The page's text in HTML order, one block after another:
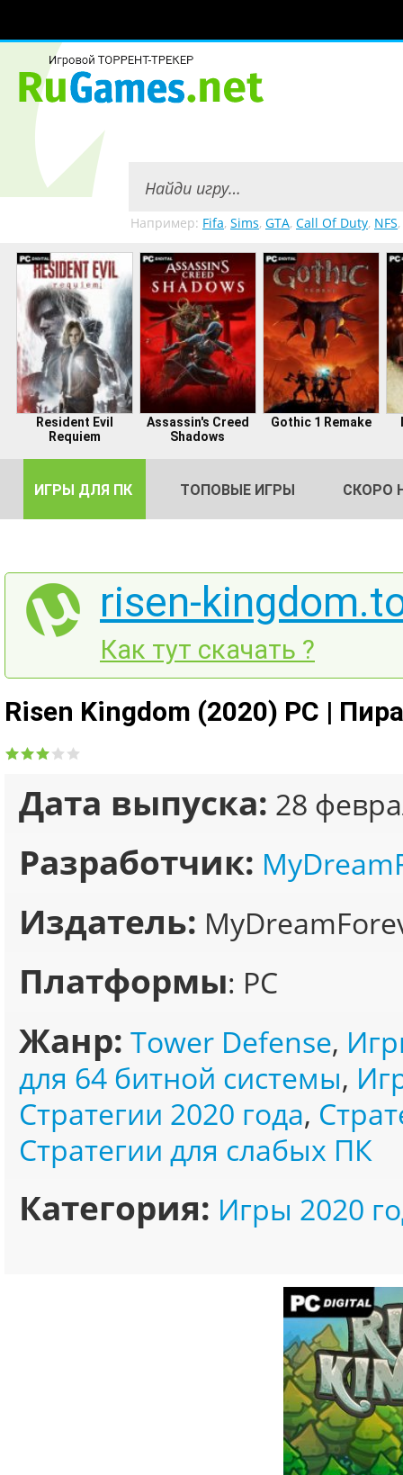
Например: Fifa, Sims, GTA, Call Of Duty, NFS,
Resident Evil
Requiem
Assassin's Creed
Shadows
Gothic 1 Remake
ИГРЫ ДЛЯ ПК ТОПОВЫЕ ИГРЫ СКОРО
risen-
Как тут скачать ?
Risen Kingdom (2020) PC |
Дата выпуска: 28
Разработчик:
Издатель:
Платформы: PC
Жанр: Tower Defense,
для 64 битной системы,
Стратегии 2020 года,
Стратегии для слабых ПК
Категория: Игры 2020